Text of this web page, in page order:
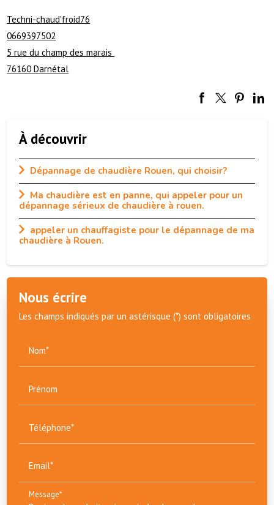
Techni-chaud'froid76
0669397502
5 rue du champ des marais
76160 Darnétal
À découvrir
Dépannage de chaudière Rouen, qui choisir?
Ma chaudière est en panne, qui appeler pour un
dépannage sérieux de chaudière à rouen.
appeler un chauffagiste pour le dépannage de ma
chaudière à Rouen.
Nous écrire
Les champs indiqués par un astérisque (*) sont obligatoires
Nom*
Prénom
Téléphone*
Email*
Message*